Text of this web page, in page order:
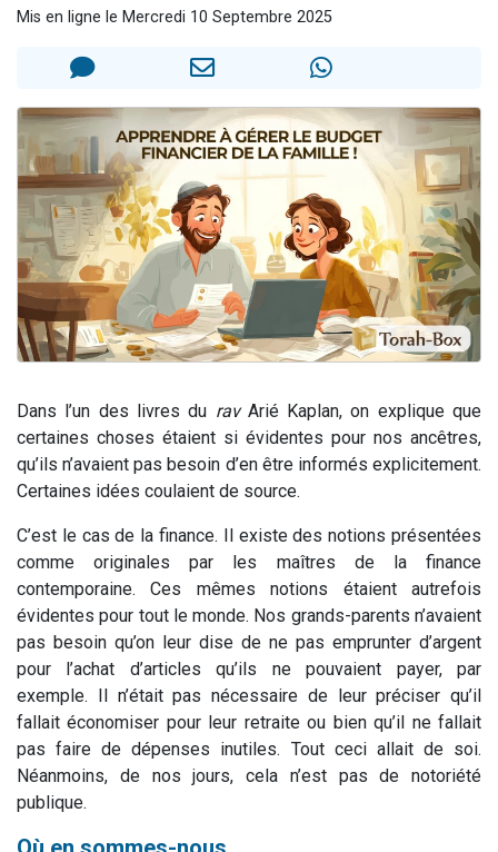
Il reste 49 places pour étudier en groupe sur Zoom
Eva vient de donner son Maasser
Mis en ligne le Mercredi 10 Septembre 2025
Dans l’un des livres du ravArié Kaplan, on explique que
certaines choses étaient si évidentes pour nos ancêtres,
qu’ils n’avaient pas besoin d’en être informés explicitement.
Certaines idées coulaient de source.
C’est le cas de la finance. Il existe des notions présentées
comme originales par les maîtres de la finance
contemporaine. Ces mêmes notions étaient autrefois
évidentes pour tout le monde. Nos grands-parents n’avaient
pas besoin qu’on leur dise de ne pas emprunter d’argent
pour l’achat d’articles qu’ils ne pouvaient payer, par
exemple. Il n’était pas nécessaire de leur préciser qu’il
fallait économiser pour leur retraite ou bien qu’il ne fallait
pas faire de dépenses inutiles. Tout ceci allait de soi.
Néanmoins, de nos jours, cela n’est pas de notoriété
publique.